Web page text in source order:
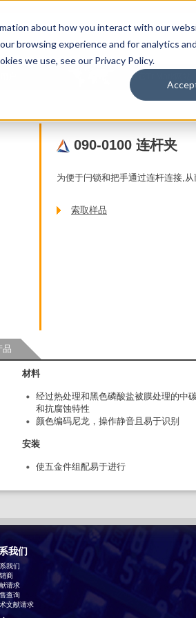
about how you interact with our
browsing experience and for analytics
we use, see our Privacy Policy.
其它TriMark网站
090-0100 连杆夹
为便于闩锁和把手通过连杆连接,
索取样品
品
材料
经过热处理和黑色磷酸盐被膜处理的中
和抗腐蚀特性
颜色编码尼龙，操作静音且易于识别
安装
使五金件组配易于进行
我们
我们
商
请求
查询
文献请求